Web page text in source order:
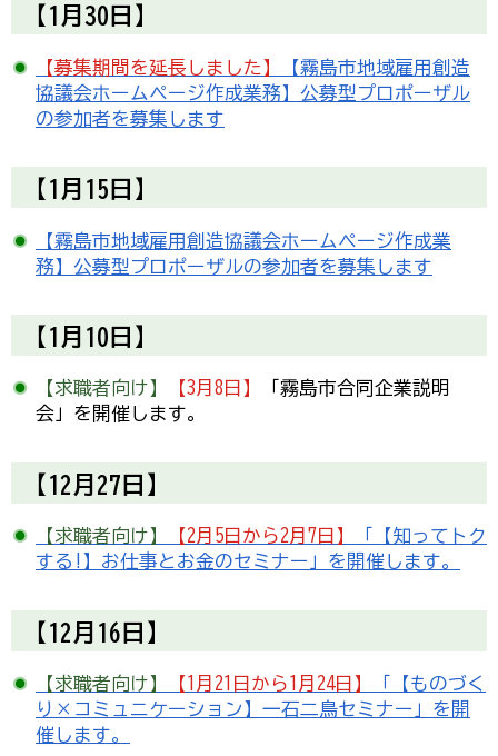
【1月30日】
【募集期間を延長しました】
【霧島市地域雇用創造
協議会ホームページ作成業務】公募型プロポーザル
の参加者を募集します
【1月15日】
【霧島市地域雇用創造協議会ホームページ作成業
務】公募型プロポーザルの参加者を募集します
【1月10日】
【求職者向け】 【3月8日】
「霧島市合同企業説明
会」を開催します。
【12月27日】
【求職者向け】 【2月5日から2月7日】
「【知ってトク
する!】お仕事とお金のセミナー」を開催します。
【12月16日】
【求職者向け】 【1月21日から1月24日】
「【ものづく
り×コミュニケーション】一石二鳥セミナー」を開
催します。